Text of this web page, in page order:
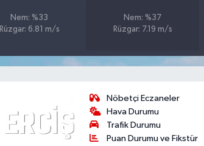
Nem: %33
Rüzgar: 6.81 m/s
Nem: %37
Rüzgar: 7.19 m/s
Nöbetçi Eczaneler
Hava Durumu
Trafik Durumu
Puan Durumu ve Fikstür